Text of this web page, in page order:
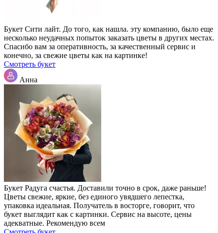
Букет Сити лайт. До того, как нашла. эту компанию, было еще
несколько неудачных попыток заказать цветы в других местах.
Спасибо вам за оперативность, за качественный сервис и
конечно, за свежие цветы как на картинке!
Смотреть букет
Анна
Букет Радуга счастья. Доставили точно в срок, даже раньше!
Цветы свежие, яркие, без единого увядшего лепестка,
упаковка идеальная. Получатель в восторге, говорит, что
букет выглядит как с картинки. Сервис на высоте, цены
адекватные. Рекомендую всем